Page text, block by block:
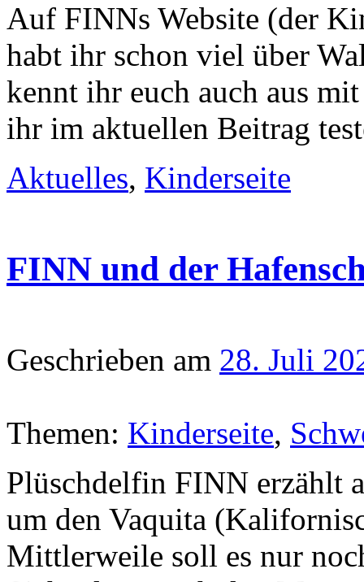
Auf FINNs Website (der
habt ihr schon viel über
kennt ihr euch auch aus
ihr im aktuellen Beitrag
Aktuelles, Kinderseite
FINN und der
Geschrieben am 28. Juli
Themen: Kinderseite,
Plüschdelfin FINN erzählt
um den Vaquita
Mittlerweile soll es nur